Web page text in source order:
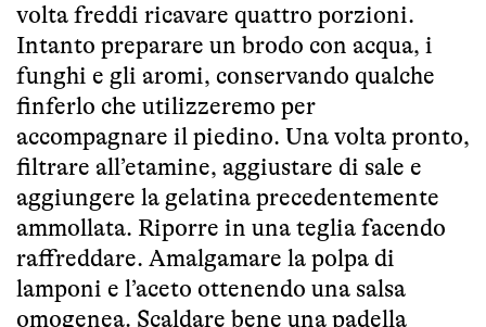
volta freddi ricavare quattro porzioni.
Intanto preparare un brodo con acqua, i
funghi e gli aromi, conservando qualche
finferlo che utilizzeremo per
accompagnare il piedino. Una volta pronto,
filtrare all’etamine, aggiustare di sale e
aggiungere la gelatina precedentemente
ammollata. Riporre in una teglia facendo
raffreddare. Amalgamare la polpa di
lamponi e l’aceto ottenendo una salsa
omogenea. Scaldare bene una padella